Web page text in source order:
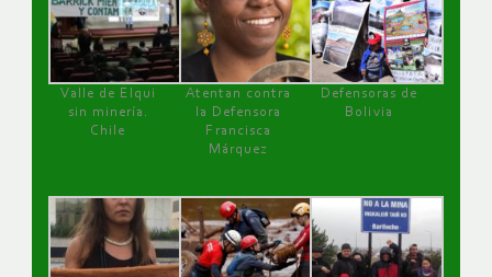
Valle de Elqui
sin minería.
Chile
Atentan contra
la Defensora
Francisca
Márquez
Defensoras de
Bolivia